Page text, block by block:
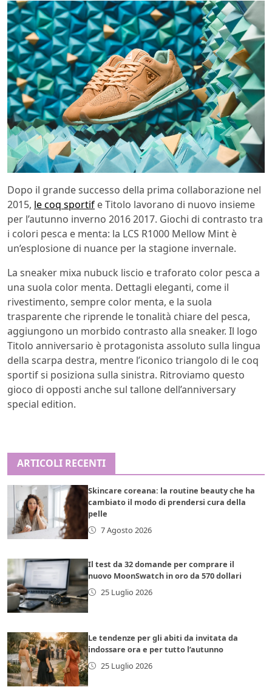
Dopo il grande successo della prima collaborazione nel
2015, le coq sportif e Titolo lavorano di nuovo insieme
per l’autunno inverno 2016 2017. Giochi di contrasto tra
i colori pesca e menta: la LCS R1000 Mellow Mint è
un’esplosione di nuance per la stagione invernale.
La sneaker mixa nubuck liscio e traforato color pesca a
una suola color menta. Dettagli eleganti, come il
rivestimento, sempre color menta, e la suola
trasparente che riprende le tonalità chiare del pesca,
aggiungono un morbido contrasto alla sneaker. Il logo
Titolo anniversario è protagonista assoluto sulla lingua
della scarpa destra, mentre l’iconico triangolo di le coq
sportif si posiziona sulla sinistra. Ritroviamo questo
gioco di opposti anche sul tallone dell’anniversary
special edition.
ARTICOLI RECENTI
Skincare coreana: la routine beauty che ha
cambiato il modo di prendersi cura della
pelle
7 Agosto 2026
Il test da 32 domande per comprare il
nuovo MoonSwatch in oro da 570 dollari
25 Luglio 2026
Le tendenze per gli abiti da invitata da
indossare ora e per tutto l’autunno
25 Luglio 2026